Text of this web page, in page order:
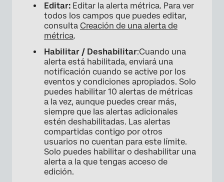
×
Editar: Editar la alerta métrica. Para ver
todos los campos que puedes editar,
consulta Creación de una alerta de
métrica.
Habilitar / Deshabilitar:Cuando una
alerta está habilitada, enviará una
notificación cuando se active por los
eventos y condiciones apropiados. Solo
puedes habilitar 10 alertas de métricas
a la vez, aunque puedes crear más,
siempre que las alertas adicionales
estén deshabilitadas. Las alertas
compartidas contigo por otros
usuarios no cuentan para este límite.
Solo puedes habilitar o deshabilitar una
alerta a la que tengas acceso de
edición.